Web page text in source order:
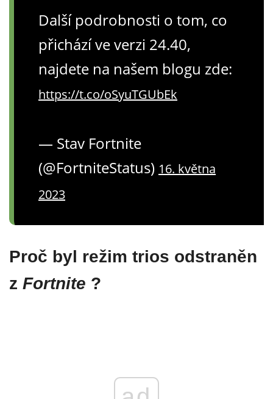
Další podrobnosti o tom, co
přichází ve verzi 24.40,
najdete na našem blogu zde:
https://t.co/oSyuTGUbEk
— Stav Fortnite
(@FortniteStatus) 16. května
2023
Proč byl režim trios odstraněn
z Fortnite ?